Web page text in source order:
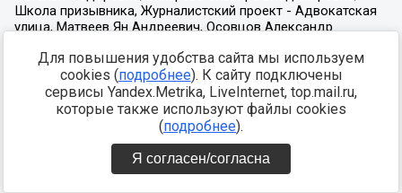
Для повышения удобства сайта мы используем
cookies (подробнее). К сайту подключены
сервисы Yandex.Metrika, LiveInternet, top.mail.ru,
которые также используют файлы cookies
(подробнее).
Я согласен/согласна